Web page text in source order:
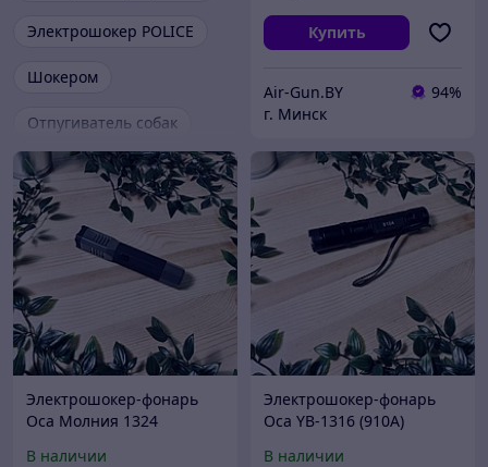
Электрошокер POLICE
Шокером
Отпугиватель собак
Купить
Air-Gun.BY
94%
г. Минск
Электрошокер-фонарь
Оса Молния 1324
В наличии
Электрошокер-фонарь
Оса YB-1316 (910A)
В наличии